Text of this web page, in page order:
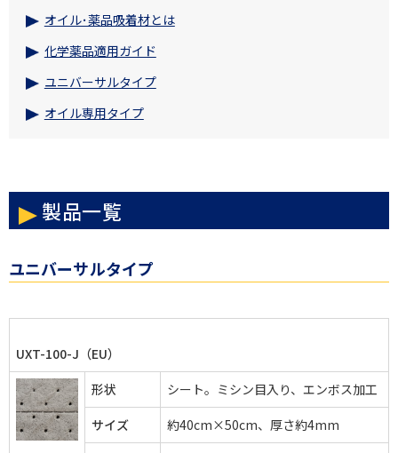
オイル･薬品吸着材とは
化学薬品適用ガイド
ユニバーサルタイプ
オイル専用タイプ
製品一覧
ユニバーサルタイプ
UXT-100-J（EU）
形状
シート。ミシン目入り、エンボス加工
サイズ
約40cm×50cm、厚さ約4mm